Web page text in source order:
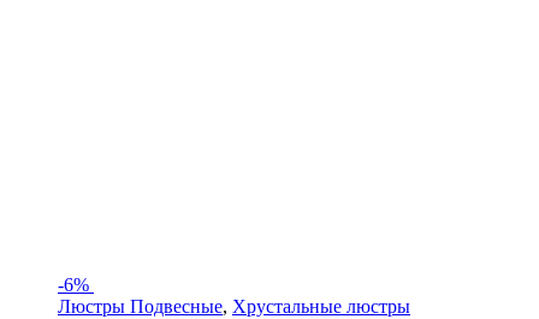
-6%
Люстры Подвесные, Хрустальные люстры